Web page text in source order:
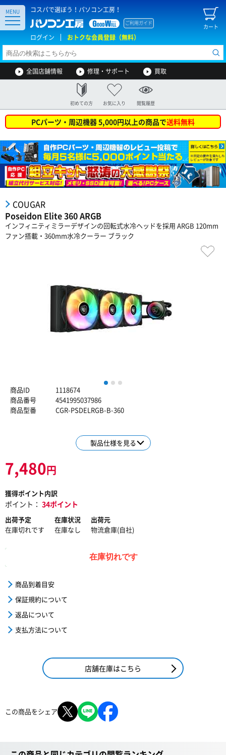
コスパで選ぼう！パソコン工房！
カート
ご利用ガイド
ログイン おトクな会員登録（無料）
MENU
全国店舗情報 修理・サポート 買取
初めての方 お気に入り 閲覧履歴
PCパーツ・周辺機器 5,000円以上の商品で送料無料
COUGAR
Poseidon Elite 360 ARGB
インフィニティミラーデザインの回転式水冷ヘッドを採用 ARGB 120mm
ファン搭載・360mm水冷クーラー ブラック
1 2
商品ID
1118674
商品番号
4541995037986
商品型番
CGR-PSDELRGB-B-360
製品仕様を見る
7,480円
獲得ポイント内訳
ポイント： 34ポイント
出荷予定
在庫切れです
在庫状況
在庫なし
出荷元
物流倉庫(自社)
在庫切れです
商品到着目安
保証規約について
返品について
支払方法について
店舗在庫はこちら
この商品をシェア